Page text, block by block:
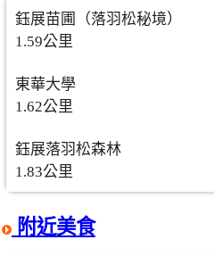
鈺展苗圃（落羽松秘境）
1.59公里
東華大學
1.62公里
鈺展落羽松森林
1.83公里
附近美食